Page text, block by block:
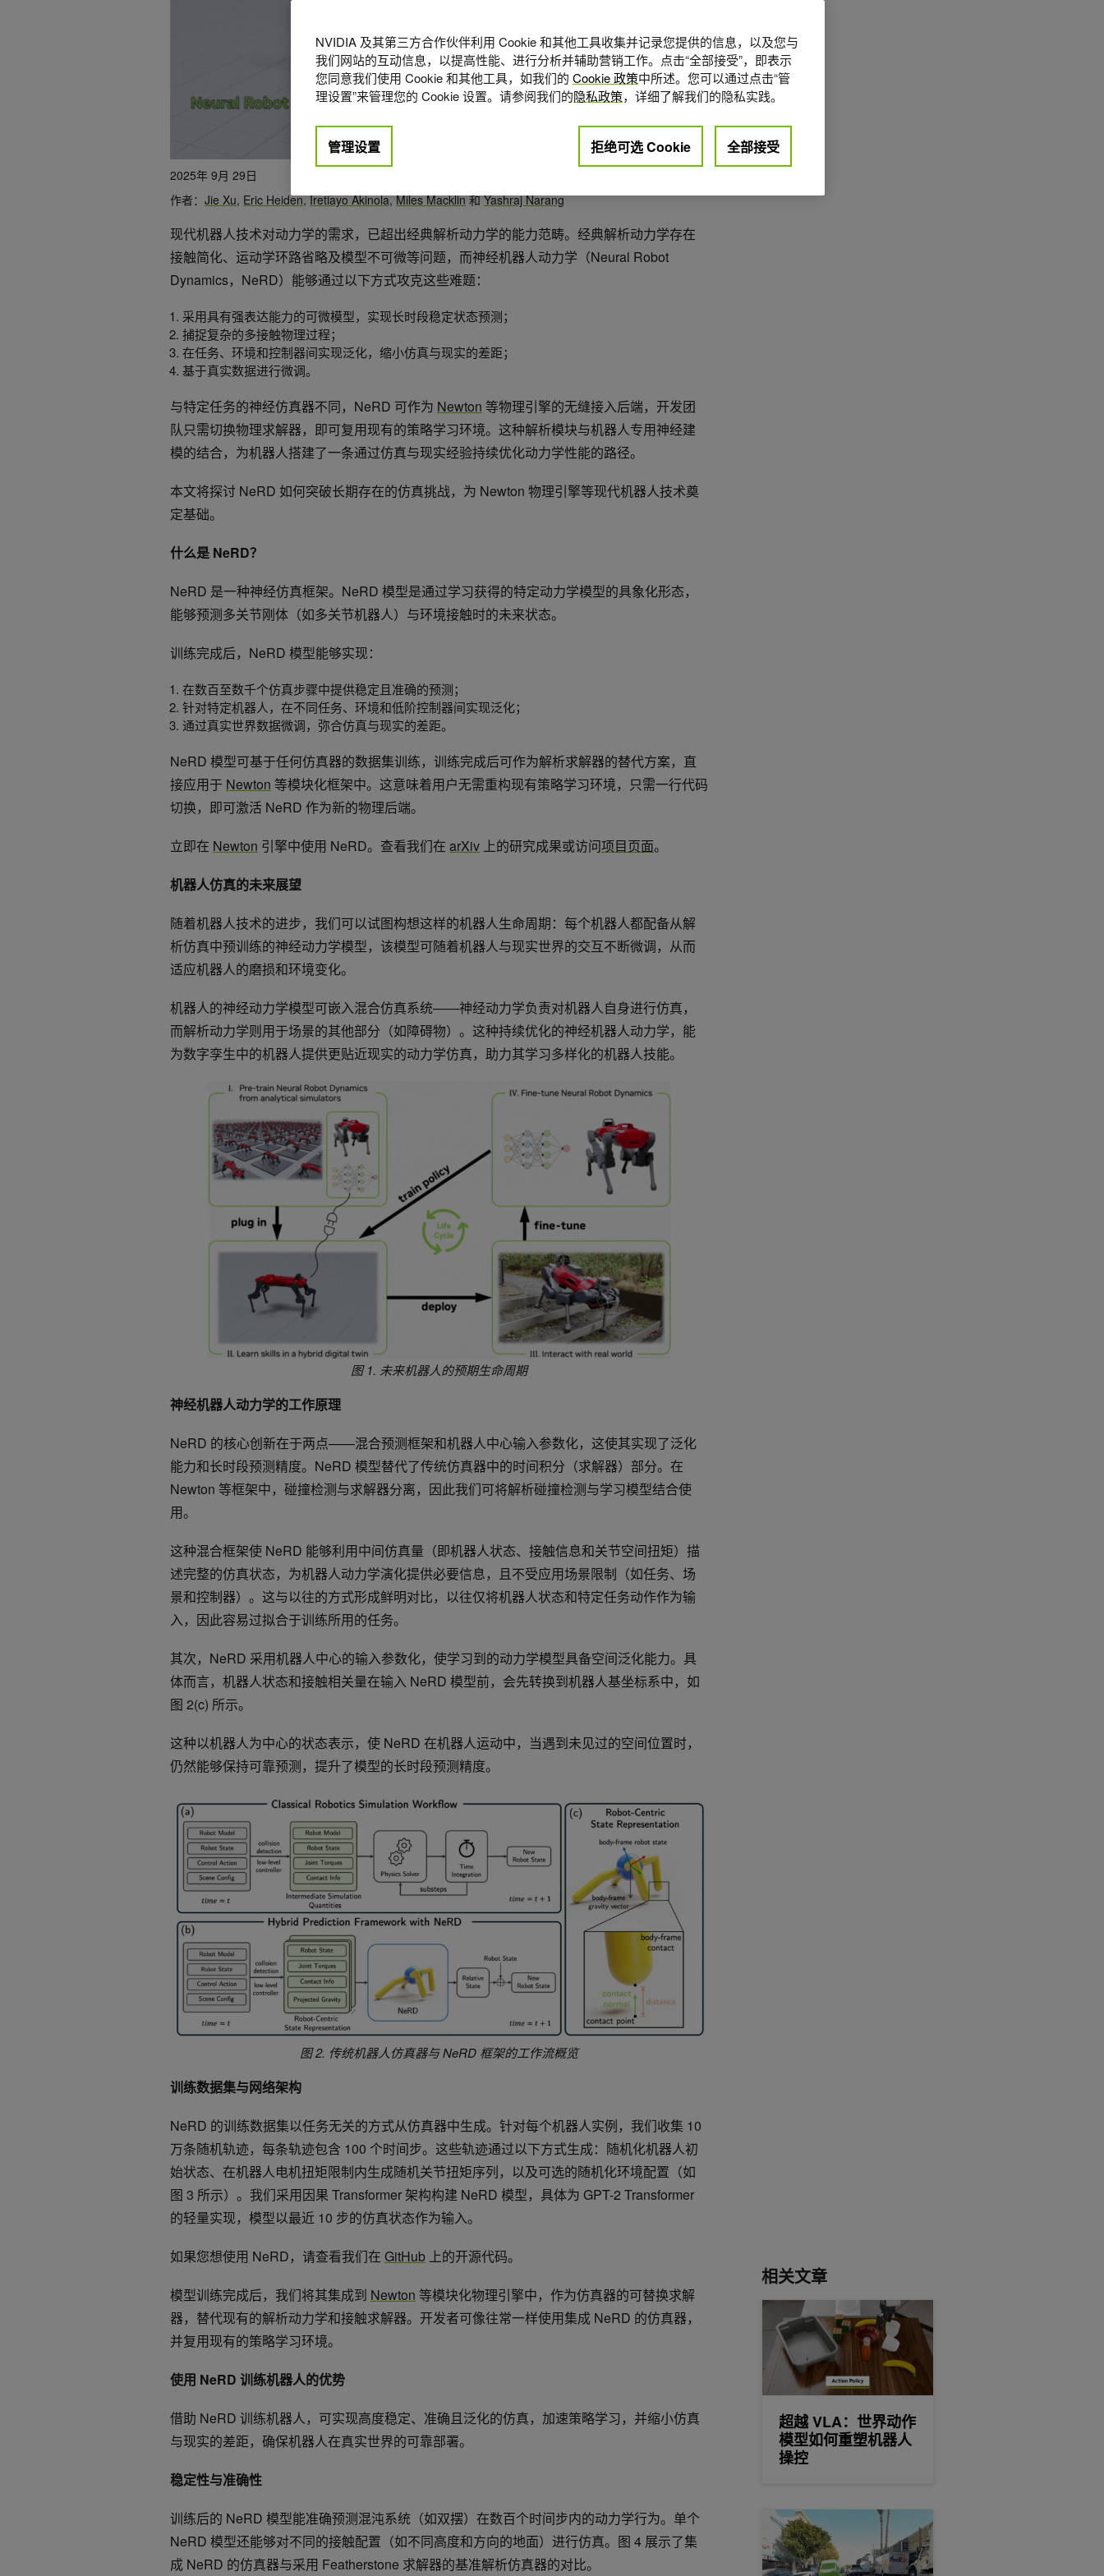
2025年 9月 29日
作者： Jie Xu, Eric Heiden,Iretiayo Akinola,Miles Macklin和Yashraj Narang
现代机器人技术对动力学的需求，已超出经典解析动力学的能力范畴。经典解析动力学存在
接触简化、运动学环路省略及模型不可微等问题，而神经机器人动力学（Neural Robot
Dynamics，NeRD）能够通过以下方式攻克这些难题：
采用具有强表达能力的可微模型，实现长时段稳定状态预测；
捕捉复杂的多接触物理过程；
在任务、环境和控制器间实现泛化，缩小仿真与现实的差距；
基于真实数据进行微调。
与特定任务的神经仿真器不同，NeRD 可作为 Newton 等物理引擎的无缝接入后端，开发团
队只需切换物理求解器，即可复用现有的策略学习环境。这种解析模块与机器人专用神经建
模的结合，为机器人搭建了一条通过仿真与现实经验持续优化动力学性能的路径。
本文将探讨 NeRD 如何突破长期存在的仿真挑战，为 Newton 物理引擎等现代机器人技术奠
定基础。
什么是 NeRD？
NeRD 是一种神经仿真框架。NeRD 模型是通过学习获得的特定动力学模型的具象化形态，
能够预测多关节刚体（如多关节机器人）与环境接触时的未来状态。
训练完成后，NeRD 模型能够实现：
在数百至数千个仿真步骤中提供稳定且准确的预测；
针对特定机器人，在不同任务、环境和低阶控制器间实现泛化；
通过真实世界数据微调，弥合仿真与现实的差距。
NeRD 模型可基于任何仿真器的数据集训练，训练完成后可作为解析求解器的替代方案，直
接应用于 Newton 等模块化框架中。这意味着用户无需重构现有策略学习环境，只需一行代码
切换，即可激活 NeRD 作为新的物理后端。
立即在 Newton 引擎中使用 NeRD。查看我们在 arXiv 上的研究成果或访问项目页面。
机器人仿真的未来展望
随着机器人技术的进步，我们可以试图构想这样的机器人生命周期：每个机器人都配备从解
析仿真中预训练的神经动力学模型，该模型可随着机器人与现实世界的交互不断微调，从而
适应机器人的磨损和环境变化。
机器人的神经动力学模型可嵌入混合仿真系统——神经动力学负责对机器人自身进行仿真，
而解析动力学则用于场景的其他部分（如障碍物）。这种持续优化的神经机器人动力学，能
为数字孪生中的机器人提供更贴近现实的动力学仿真，助力其学习多样化的机器人技能。
图1. 未来机器人的预期生命周期
神经机器人动力学的工作原理
NeRD 的核心创新在于两点——混合预测框架和机器人中心输入参数化，这使其实现了泛化
能力和长时段预测精度。NeRD 模型替代了传统仿真器中的时间积分（求解器）部分。在
Newton 等框架中，碰撞检测与求解器分离，因此我们可将解析碰撞检测与学习模型结合使
用。
这种混合框架使 NeRD 能够利用中间仿真量（即机器人状态、接触信息和关节空间扭矩）描
述完整的仿真状态，为机器人动力学演化提供必要信息，且不受应用场景限制（如任务、场
景和控制器）。这与以往的方式形成鲜明对比，以往仅将机器人状态和特定任务动作作为输
入，因此容易过拟合于训练所用的任务。
其次，NeRD 采用机器人中心的输入参数化，使学习到的动力学模型具备空间泛化能力。具
体而言，机器人状态和接触相关量在输入 NeRD 模型前，会先转换到机器人基坐标系中，如
图 2(c) 所示。
这种以机器人为中心的状态表示，使 NeRD 在机器人运动中，当遇到未见过的空间位置时，
仍然能够保持可靠预测，提升了模型的长时段预测精度。
图2. 传统机器人仿真器与NeRD 框架的工作流概览
训练数据集与网络架构
NeRD 的训练数据集以任务无关的方式从仿真器中生成。针对每个机器人实例，我们收集 10
万条随机轨迹，每条轨迹包含 100 个时间步。这些轨迹通过以下方式生成：随机化机器人初
始状态、在机器人电机扭矩限制内生成随机关节扭矩序列，以及可选的随机化环境配置（如
图 3 所示）。我们采用因果 Transformer 架构构建 NeRD 模型，具体为 GPT-2 Transformer
的轻量实现，模型以最近 10 步的仿真状态作为输入。
如果您想使用 NeRD，请查看我们在 GitHub 上的开源代码。
模型训练完成后，我们将其集成到 Newton 等模块化物理引擎中，作为仿真器的可替换求解
器，替代现有的解析动力学和接触求解器。开发者可像往常一样使用集成 NeRD 的仿真器，
并复用现有的策略学习环境。
使用 NeRD 训练机器人的优势
借助 NeRD 训练机器人，可实现高度稳定、准确且泛化的仿真，加速策略学习，并缩小仿真
与现实的差距，确保机器人在真实世界的可靠部署。
稳定性与准确性
训练后的 NeRD 模型能准确预测混沌系统（如双摆）在数百个时间步内的动力学行为。单个
NeRD 模型还能够对不同的接触配置（如不同高度和方向的地面）进行仿真。图 4 展示了集
成 NeRD 的仿真器与采用 Featherstone 求解器的基准解析仿真器的对比。
相关文章
超越 VLA：世界动作
模型如何重塑机器人
操控
超越 VLA：世界动作模型如何重塑机器人操控
使用 NVIDIA Alpamayo 2 Super 生成轨迹、推理路径和自动标
NVIDIA 及其第三方合作伙伴利用 Cookie 和其他工具收集并记录您提供的信息，以及您与
我们网站的互动信息，以提高性能、进行分析并辅助营销工作。点击“全部接受”，即表示
您同意我们使用 Cookie 和其他工具，如我们的 Cookie 政策中所述。您可以通过点击“管
理设置”来管理您的 Cookie 设置。请参阅我们的隐私政策，详细了解我们的隐私实践。
管理设置 拒绝可选 Cookie 全部接受